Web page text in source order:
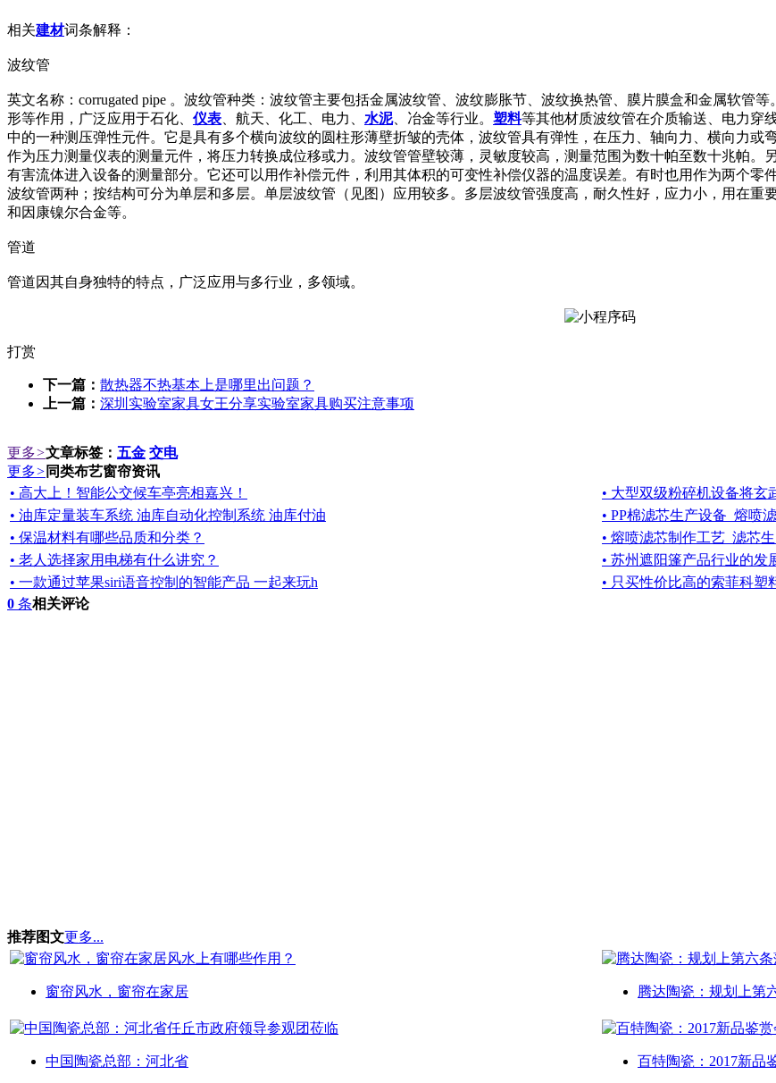
相关建材词条解释：
波纹管
英文名称：corrugated pipe 。波纹管种类：波纹管主要包括金属波纹管、波纹膨胀节、波纹换热管、膜片膜盒和金属软管
形等作用，广泛应用于石化、 仪表 、航天、化工、电力、 水泥、冶金等行业。 塑料等其他材质波纹管在介质输送、电力穿线
中的一种测压弹性元件。它是具有多个横向波纹的圆柱形薄壁折皱的壳体，波纹管具有弹性，在压力、轴向力、横向力或
作为压力测量仪表的测量元件，将压力转换成位移或力。波纹管管壁较薄，灵敏度较高，测量范围为数十帕至数十兆帕。
有害流体进入设备的测量部分。它还可以用作补偿元件，利用其体积的可变性补偿仪器的温度误差。有时也用作为两个
波纹管两种；按结构可分为单层和多层。单层波纹管（见图）应用较多。多层波纹管强度高，耐久性好，应力小，用在
和因康镍尔合金等。
管道
管道因其自身独特的特点，广泛应用与多行业，多领域。
打赏
下一篇： 散热器不热基本上是哪里出问题？
上一篇： 深圳实验室家具女王分享实验室家具购买注意事项
更多>文章标签： 五金 交电
更多> 同类布艺窗帘资讯
• 高大上！智能公交候车亭亮相嘉兴！
• 大型双级粉碎机设备将玄
• 油库定量装车系统 油库自动化控制系统 油库付油
• PP棉滤芯生产设备_熔喷
• 保温材料有哪些品质和分类？
• 熔喷滤芯制作工艺_滤芯
• 老人选择家用电梯有什么讲究？
• 苏州遮阳篷产品行业的发
• 一款通过苹果siri语音控制的智能产品 一起来玩h
• 只买性价比高的索菲科塑
0 条相关评论
推荐图文更多...
窗帘风水，窗帘在家居 腾达陶瓷：规划上第
中国陶瓷总部：河北省 百特陶瓷：2017新品